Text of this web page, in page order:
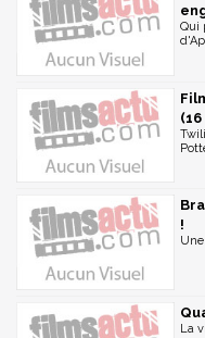
Qui
(16
!
La